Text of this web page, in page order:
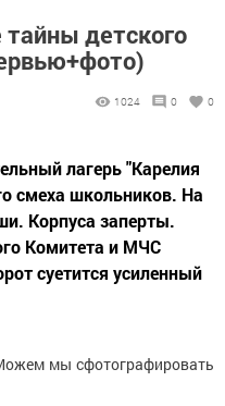
детского
1024 0 0
лагерь "Карелия
смеха школьников. На
Корпуса заперты.
Комитета и МЧС
суетится усиленный
мы сфотографировать